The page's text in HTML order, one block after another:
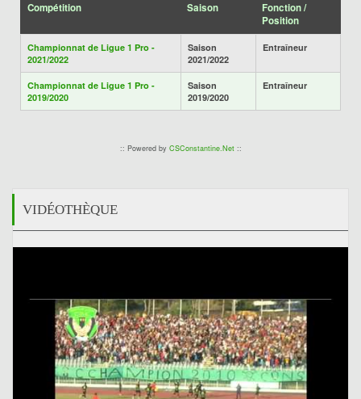
Compétition Saison
Fonction /
Position
Championnat de Ligue 1 Pro -
2021/2022
Saison
2021/2022
Entraîneur
Championnat de Ligue 1 Pro -
2019/2020
Saison
2019/2020
Entraîneur
:: Powered by CSConstantine.Net::
VIDÉOTHÈQUE